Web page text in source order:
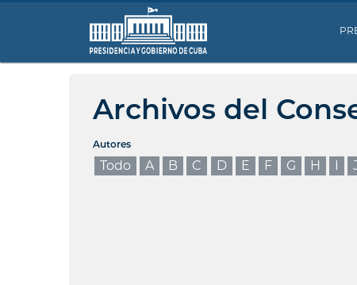
Archivos del
Autores
Todo A B C D E F G H I